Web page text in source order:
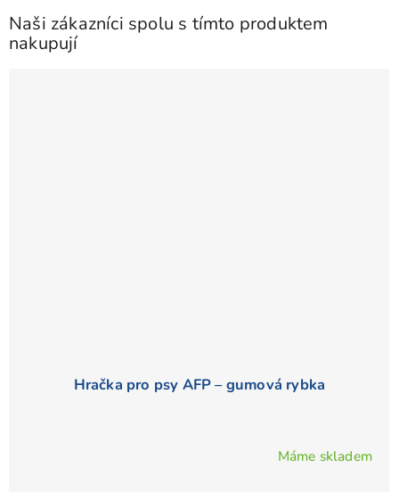
Naši zákazníci spolu s tímto produktem
nakupují
Hračka pro psy AFP – gumová rybka
Máme skladem